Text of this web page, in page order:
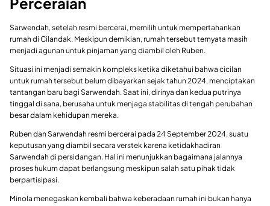
Sarwendah, setelah resmi bercerai, memilih untuk mempertahankan
rumah di Cilandak. Meskipun demikian, rumah tersebut ternyata masih
menjadi agunan untuk pinjaman yang diambil oleh Ruben.
Situasi ini menjadi semakin kompleks ketika diketahui bahwa cicilan
untuk rumah tersebut belum dibayarkan sejak tahun 2024, menciptakan
tantangan baru bagi Sarwendah. Saat ini, dirinya dan kedua putrinya
tinggal di sana, berusaha untuk menjaga stabilitas di tengah perubahan
besar dalam kehidupan mereka.
Ruben dan Sarwendah resmi bercerai pada 24 September 2024, suatu
keputusan yang diambil secara verstek karena ketidakhadiran
Sarwendah di persidangan. Hal ini menunjukkan bagaimana jalannya
proses hukum dapat berlangsung meskipun salah satu pihak tidak
berpartisipasi.
Minola menegaskan kembali bahwa keberadaan rumah ini bukan hanya